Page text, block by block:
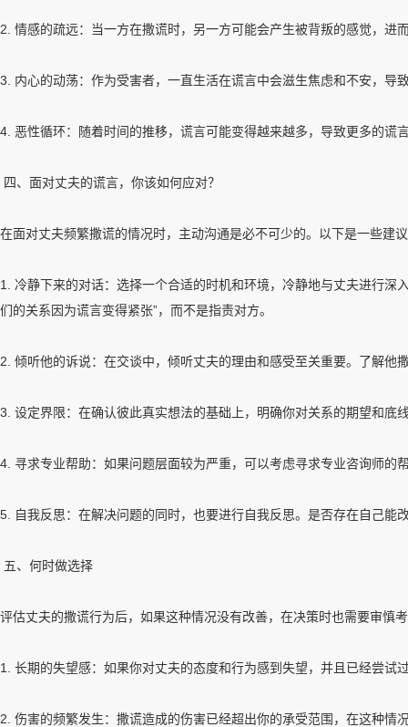
2. 情感的疏远：当一方在撒谎时，另一方可能会产生被背叛的感觉，进
3. 内心的动荡：作为受害者，一直生活在谎言中会滋生焦虑和不安，导
4. 恶性循环：随着时间的推移，谎言可能变得越来越多，导致更多的谎
四、面对丈夫的谎言，你该如何应对？
在面对丈夫频繁撒谎的情况时，主动沟通是必不可少的。以下是一些建
1. 冷静下来的对话：选择一个合适的时机和环境，冷静地与丈夫进行深
们的关系因为谎言变得紧张”，而不是指责对方。
2. 倾听他的诉说：在交谈中，倾听丈夫的理由和感受至关重要。了解
3. 设定界限：在确认彼此真实想法的基础上，明确你对关系的期望和底
4. 寻求专业帮助：如果问题层面较为严重，可以考虑寻求专业咨询师的
5. 自我反思：在解决问题的同时，也要进行自我反思。是否存在自己能
五、何时做选择
评估丈夫的撒谎行为后，如果这种情况没有改善，在决策时也需要审慎
1. 长期的失望感：如果你对丈夫的态度和行为感到失望，并且已经尝试
2. 伤害的频繁发生：撒谎造成的伤害已经超出你的承受范围，在这种